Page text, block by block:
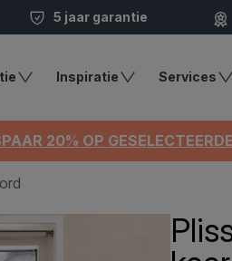
5 jaar garantie
Inspiratie Services
20% OP